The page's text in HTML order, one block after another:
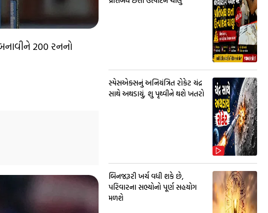
200 રનનો
સ્પેસએક્સનું અનિયંત્રિત રોકેટ ચંદ્ર
સાથે અથડાયું, શુ પૃથ્વીને થશે ખતરો
બિનજરૂરી ખર્ચ વધી શકે છે,
પરિવારના સભ્યોનો પૂર્ણ સહયોગ
મળશે